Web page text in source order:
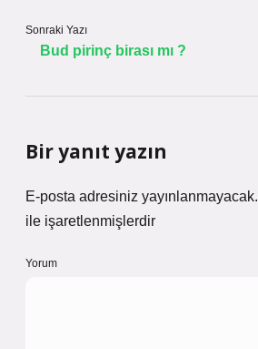
Sonraki Yazı
Bud pirinç birası mı ?
Bir yanıt yazın
E-posta adresiniz yayınlanmayacak.
ile işaretlenmişlerdir
Yorum